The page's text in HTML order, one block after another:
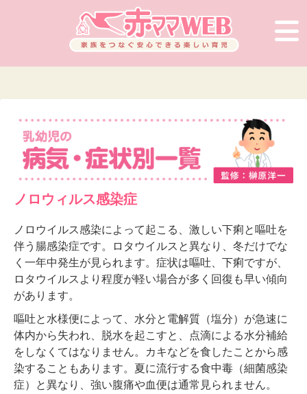
ノロウィルス感染症
ノロウイルス感染によって起こる、激しい下痢と嘔吐を
伴う腸感染症です。ロタウイルスと異なり、冬だけでな
く一年中発生が見られます。症状は嘔吐、下痢ですが、
ロタウイルスより程度が軽い場合が多く回復も早い傾向
があります。
嘔吐と水様便によって、水分と電解質（塩分）が急速に
体内から失われ、脱水を起こすと、点滴による水分補給
をしなくてはなりません。カキなどを食したことから感
染することもあります。夏に流行する食中毒（細菌感染
症）と異なり、強い腹痛や血便は通常見られません。